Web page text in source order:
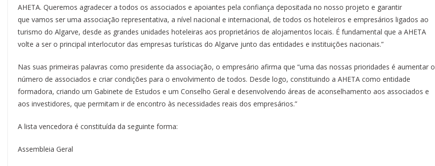
AHETA. Queremos agradecer a todos os associados e apoiantes pela confiança depositada no nosso projeto e garantir
que vamos ser uma associação representativa, a nível nacional e internacional, de todos os hoteleiros e empresários ligados ao
turismo do Algarve, desde as grandes unidades hoteleiras aos proprietários de alojamentos locais. É fundamental que a AHETA
volte a ser o principal interlocutor das empresas turísticas do Algarve junto das entidades e instituições nacionais.”
Nas suas primeiras palavras como presidente da associação, o empresário afirma que “uma das nossas prioridades é aumentar o
número de associados e criar condições para o envolvimento de todos. Desde logo, constituindo a AHETA como entidade
formadora, criando um Gabinete de Estudos e um Conselho Geral e desenvolvendo áreas de aconselhamento aos associados e
aos investidores, que permitam ir de encontro às necessidades reais dos empresários.”
A lista vencedora é constituída da seguinte forma:
Assembleia Geral